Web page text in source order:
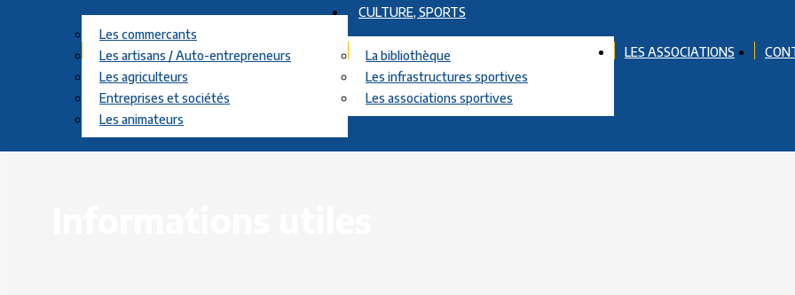
Les commercants
Les artisans / Auto-entrepreneurs
Les agriculteurs
Entreprises et sociétés
Les animateurs
CULTURE, SPORTS
La bibliothèque
Les infrastructures sportives
Les associations sportives
LES ASSOCIATIONS